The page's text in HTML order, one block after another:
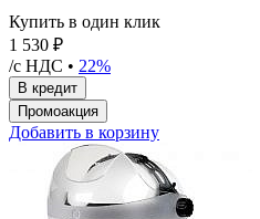
Купить в один клик
1 530 ₽
/с НДС • 22%
Добавить в корзину